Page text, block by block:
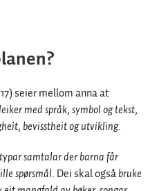
seier mellom anna at
med språk, symbol og tekst,
bevisstheit og utvikling.
samtalar der barna får
spørsmål. Dei skal ogsåbruke